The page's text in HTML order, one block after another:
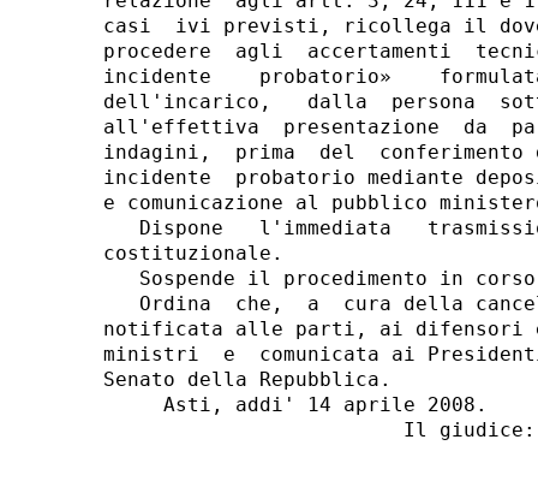
casi  ivi previsti, ricollega il
procedere  agli  accertamenti
incidente    probatorio»
dell'incarico,   dalla  persona
all'effettiva  presentazione  da
indagini,  prima  del
incidente  probatorio mediante
e comunicazione al pubblico
Dispone   l'immediata
costituzionale.
Sospende il procedimento in
Ordina  che,  a  cura della
notificata alle parti, ai difensori
ministri  e  comunicata ai
Senato della Repubblica.
     Asti, addi' 14 aprile 2008.